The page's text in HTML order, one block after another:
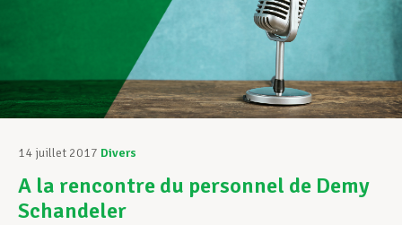
Structures syndicales
Assistance au Travail
Vos droits
14 juillet 2017 Divers
A la rencontre du personnel de Demy
Schandeler